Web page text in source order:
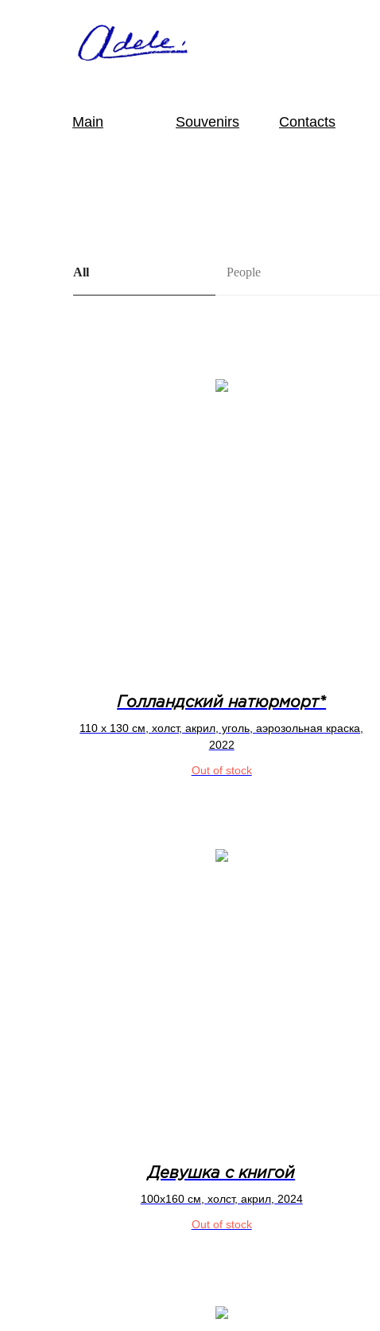
Main Souvenirs Contacts
All People
Голландский натюрморт*
110 x 130 см, холст, акрил, уголь, аэрозольная краска,
2022
Out of stock
Девушка с книгой
100x160 см, холст, акрил, 2024
Out of stock